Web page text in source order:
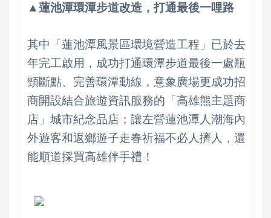
▲蓮池潭環潭步道改造，打通最後一哩路
其中「蓮池潭風景區環境營造工程」已於去
年完工啟用，成功打通環潭步道最後一處瓶
頸斷點、完善環潭動線，意象廣場更成功招
商開設結合旅遊資訊服務的「高雄熊主題商
店」城市紀念品店；讓左營蓮池潭人潮海內
外遊客和返鄉遊子走春祈福不必人擠人，還
能順道採買高雄伴手禮！